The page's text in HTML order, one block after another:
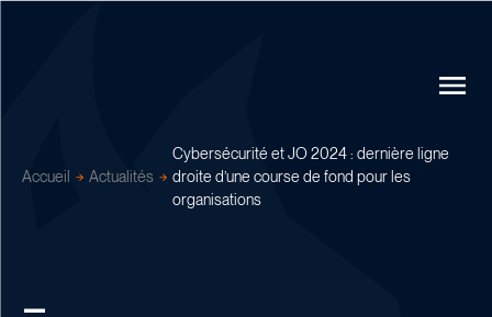
Accueil Actualités
Cybersécurité et JO 2024 : dernière ligne
droite d’une course de fond pour les
organisations